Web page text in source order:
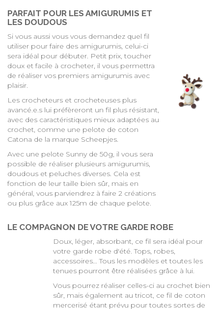
PARFAIT POUR LES AMIGURUMIS ET
LES DOUDOUS
Si vous aussi vous vous demandez quel fil
utiliser pour faire des amigurumis, celui-ci
sera idéal pour débuter. Petit prix, toucher
doux et facile à crocheter, il vous permettra
de réaliser vos premiers amigurumis avec
plaisir.
Les crocheteurs et crocheteuses plus
avancé.e.s lui préfèreront un fil plus résistant,
avec des caractéristiques mieux adaptées au
crochet, comme une pelote de coton
Catona de la marque Scheepjes.
Avec une pelote Sunny de 50g, il vous sera
possible de réaliser plusieurs amigurumis,
doudous et peluches diverses. Cela est
fonction de leur taille bien sûr, mais en
général, vous parviendrez à faire 2 créations
ou plus grâce aux 125m de chaque pelote.
LE COMPAGNON DE VOTRE GARDE ROBE
Doux, léger, absorbant, ce fil sera idéal pour
votre garde robe d'été. Tops, robes,
accessoires... Tous les modèles et toutes les
tenues pourront être réalisées grâce à lui.
Vous pourrez réaliser celles-ci au crochet bien
sûr, mais également au tricot, ce fil de coton
mercerisé étant prévu pour toutes sortes de